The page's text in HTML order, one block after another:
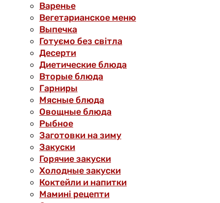
Варенье
Вегетарианское меню
Выпечка
Готуємо без світла
Десерти
Диетические блюда
Вторые блюда
Гарниры
Мясные блюда
Овощные блюда
Рыбное
Заготовки на зиму
Закуски
Горячие закуски
Холодные закуски
Коктейли и напитки
Мамині рецепти